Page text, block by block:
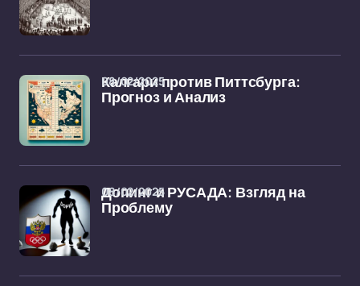
Калгари против Питтсбурга:
Прогноз и Анализ
08/02/2025
Допинг и РУСАДА: Взгляд на
Проблему
08/02/2025